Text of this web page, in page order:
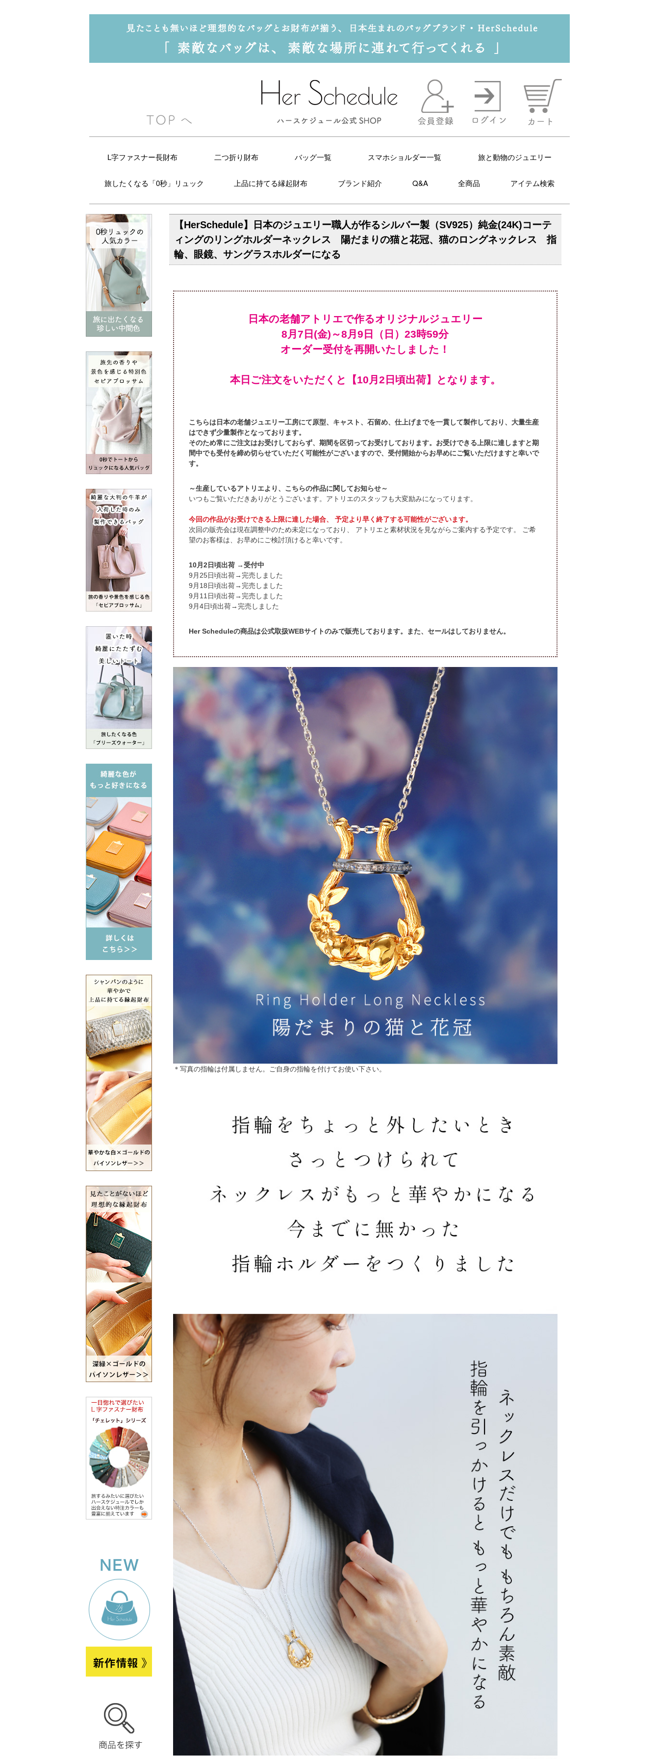
L字ファスナー長財布 二つ折り財布 バッグ一覧 スマホショルダー一覧 旅と動物のジュエリー
旅したくなる「0秒」リュック 上品に持てる縁起財布 ブランド紹介 Q&A 全商品 アイテム検索
【HerSchedule】日本のジュエリー職人が作るシルバー製（SV925）純金(24K)コーテ
ィングのリングホルダーネックレス 陽だまりの猫と花冠、猫のロングネックレス 指
輪、眼鏡、サングラスホルダーになる
日本の老舗アトリエで作るオリジナルジュエリー
オーダー受付を再開いたしました！
本日ご注文をいただくと【 頃出荷】となります。
こちらは日本の老舗ジュエリー工房にて原型、キャスト、石留め、仕上げまでを一貫して製作しており、大量生産
はできず少量製作となっております。
そのため常にご注文はお受けしておらず、期間を区切ってお受けしております。お受けできる上限に達しますと期
間中でも受付を締め切らせていただく可能性がございますので、受付開始からお早めにご覧いただけますと幸いで
す。
～生産しているアトリエより、こちらの作品に関してお知らせ～
いつもご覧いただきありがとうございます。アトリエのスタッフも大変励みになってります。
今回の作品がお受けできる上限に達した場合、 予定より早く終了する可能性がございます。
次回の販売会は現在調整中のため未定になっており、 アトリエと素材状況を見ながらご案内する予定です。 ご希
望のお客様は、お早めにご検討頂けると幸いです。
頃出荷 →受付中
頃出荷→完売しました
頃出荷→完売しました
頃出荷→完売しました
頃出荷→完売しました
Her Scheduleの商品は公式取扱WEBサイトのみで販売しております。また、セールはしておりません。
＊写真の指輪は付属しません。ご自身の指輪を付けてお使い下さい。